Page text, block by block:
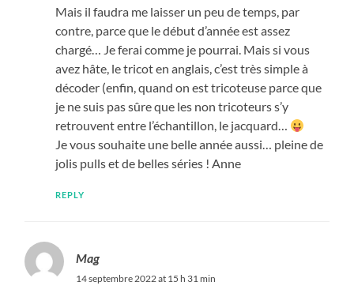
Mais il faudra me laisser un peu de temps, par
contre, parce que le début d’année est assez
chargé… Je ferai comme je pourrai. Mais si vous
avez hâte, le tricot en anglais, c’est très simple à
décoder (enfin, quand on est tricoteuse parce que
je ne suis pas sûre que les non tricoteurs s’y
retrouvent entre l’échantillon, le jacquard…
Je vous souhaite une belle année aussi… pleine de
jolis pulls et de belles séries ! Anne
REPLY
Mag
14 septembre 2022 at 15 h 31 min